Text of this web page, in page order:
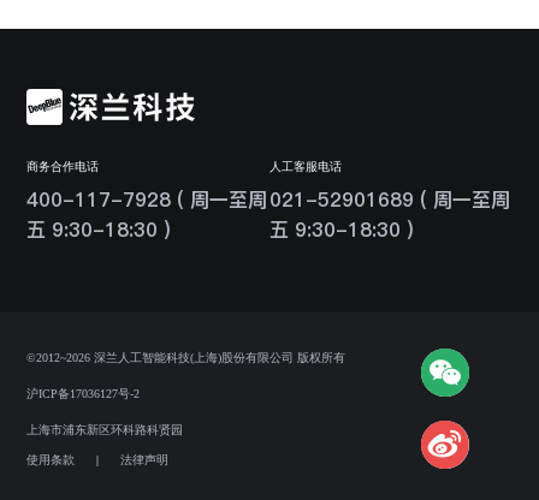
商务合作电话
400-117-7928 ( 周一至周
五 9:30-18:30 )
人工客服电话
021-52901689 ( 周一至周
五 9:30-18:30 )
©2012~2026 深兰人工智能科技(上海)股份有限公司 版权所有
沪ICP备17036127号-2
上海市浦东新区环科路科贤园
使用条款 | 法律声明